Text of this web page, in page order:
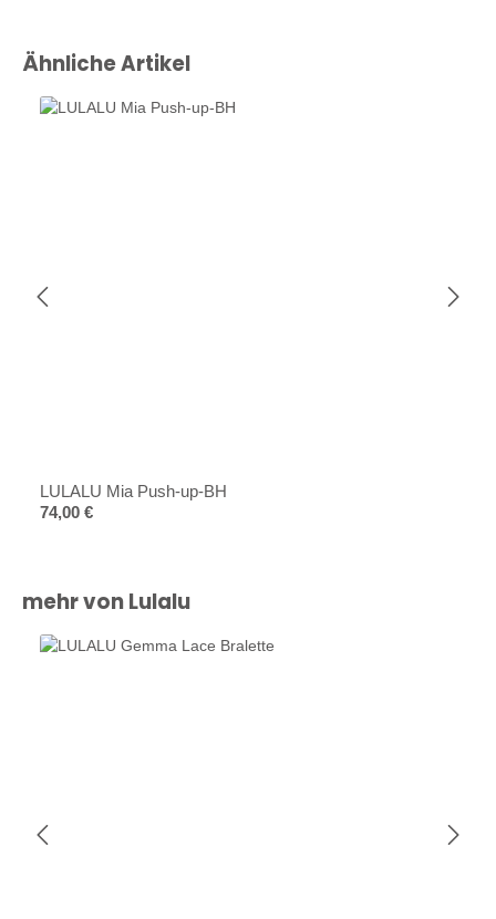
Produktgalerie überspringen
Ähnliche Artikel
LULALU Mia Push-up-BH
Regulärer Preis:
74,00 €
Produktgalerie überspringen
mehr von Lulalu